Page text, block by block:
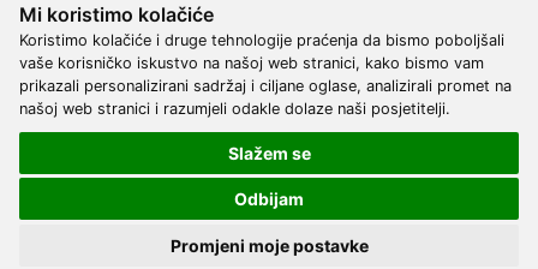
Mi koristimo kolačiće
Koristimo kolačiće i druge tehnologije praćenja da bismo poboljšali
vaše korisničko iskustvo na našoj web stranici, kako bismo vam
prikazali personalizirani sadržaj i ciljane oglase, analizirali promet na
našoj web stranici i razumjeli odakle dolaze naši posjetitelji.
Slažem se
Odbijam
Promjeni moje postavke
Youtube
2017 - 2026 © Kvantum-tim d.o.o.